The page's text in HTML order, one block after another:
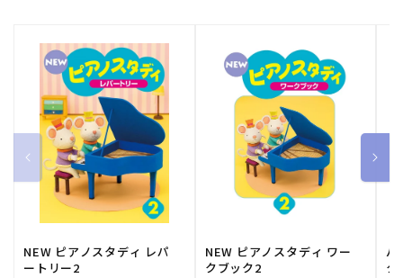
NEW ピアノスタディ レパ
ートリー2
NEW ピアノスタディ ワー
クブック2
バ
ク